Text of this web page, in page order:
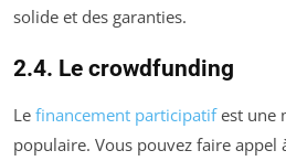
solide et des garanties.
2.4. Le crowdfunding
Le financement participatifest une
populaire. Vous pouvez faire